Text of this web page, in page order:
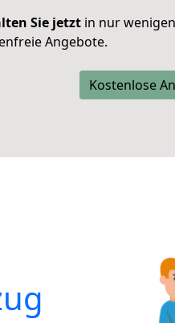
Sie jetzt in nur
Angebote.
Kostenlose